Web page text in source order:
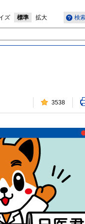
検
ズ 標準 拡大
3538